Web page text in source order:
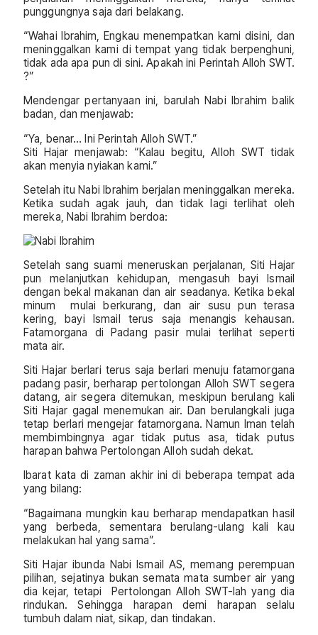
punggungnya saja dari belakang.
“Wahai Ibrahim, Engkau menempatkan kami disini, dan
meninggalkan kami di tempat yang tidak berpenghuni,
tidak ada apa pun di sini. Apakah ini Perintah Alloh SWT.
?”
Mendengar pertanyaan ini, barulah Nabi Ibrahim balik
badan, dan menjawab:
“Ya, benar… Ini Perintah Alloh SWT.”
Siti Hajar menjawab: “Kalau begitu, Alloh SWT tidak
akan menyia nyiakan kami.”
Setelah itu Nabi Ibrahim berjalan meninggalkan mereka.
Ketika sudah agak jauh, dan tidak lagi terlihat oleh
mereka, Nabi Ibrahim berdoa:
Setelah sang suami meneruskan perjalanan, Siti Hajar
pun melanjutkan kehidupan, mengasuh bayi Ismail
dengan bekal makanan dan air seadanya. Ketika bekal
minum mulai berkurang, dan air susu pun terasa
kering, bayi Ismail terus saja menangis kehausan.
Fatamorgana di Padang pasir mulai terlihat seperti
mata air.
Siti Hajar berlari terus saja berlari menuju fatamorgana
padang pasir, berharap pertolongan Alloh SWT segera
datang, air segera ditemukan, meskipun berulang kali
Siti Hajar gagal menemukan air. Dan berulangkali juga
tetap berlari mengejar fatamorgana. Namun Iman telah
membimbingnya agar tidak putus asa, tidak putus
harapan bahwa Pertolongan Alloh sudah dekat.
Ibarat kata di zaman akhir ini di beberapa tempat ada
yang bilang:
“Bagaimana mungkin kau berharap mendapatkan hasil
yang berbeda, sementara berulang-ulang kali kau
melakukan hal yang sama”.
Siti Hajar ibunda Nabi Ismail AS, memang perempuan
pilihan, sejatinya bukan semata mata sumber air yang
dia kejar, tetapi Pertolongan Alloh SWT-lah yang dia
rindukan. Sehingga harapan demi harapan selalu
tumbuh dalam niat, sikap, dan tindakan.